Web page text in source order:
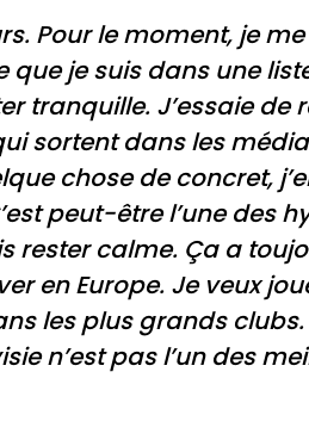
Pour le moment, je
je suis dans une
tranquille. J’essaie de
sortent dans les
chose de concret,
peut-être l’une des
rester calme. Ça a
en Europe. Je veux
les plus grands clubs.
n’est pas l’un des